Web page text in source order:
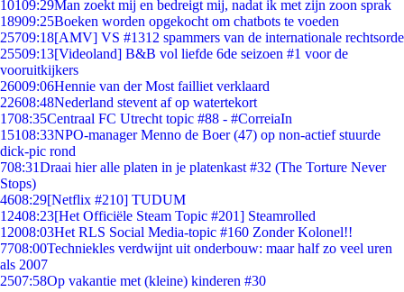
10109:29Man zoekt mij en bedreigt mij, nadat ik met zijn zoon sprak
18909:25Boeken worden opgekocht om chatbots te voeden
25709:18[AMV] VS #1312 spammers van de internationale rechtsorde
25509:13[Videoland] B&B vol liefde 6de seizoen #1 voor de
vooruitkijkers
26009:06Hennie van der Most failliet verklaard
22608:48Nederland stevent af op watertekort
1708:35Centraal FC Utrecht topic #88 - #CorreiaIn
15108:33NPO-manager Menno de Boer (47) op non-actief stuurde
dick-pic rond
708:31Draai hier alle platen in je platenkast #32 (The Torture Never
Stops)
4608:29[Netflix #210] TUDUM
12408:23[Het Officiële Steam Topic #201] Steamrolled
12008:03Het RLS Social Media-topic #160 Zonder Kolonel!!
7708:00Techniekles verdwijnt uit onderbouw: maar half zo veel uren
als 2007
2507:58Op vakantie met (kleine) kinderen #30